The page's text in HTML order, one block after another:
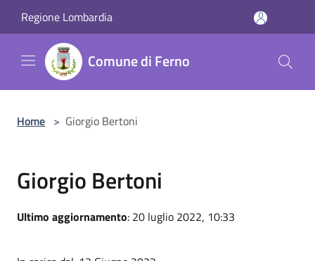
Regione Lombardia
Comune di Ferno
Home > Giorgio Bertoni
Giorgio Bertoni
Ultimo aggiornamento: 20 luglio 2022, 10:33